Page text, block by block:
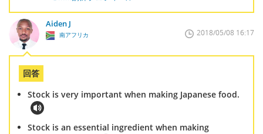
Aiden J
南アフリカ 2018/05/08 16:17
回答
Stock is very important when making Japanese food.
Stock is an essential ingredient when making